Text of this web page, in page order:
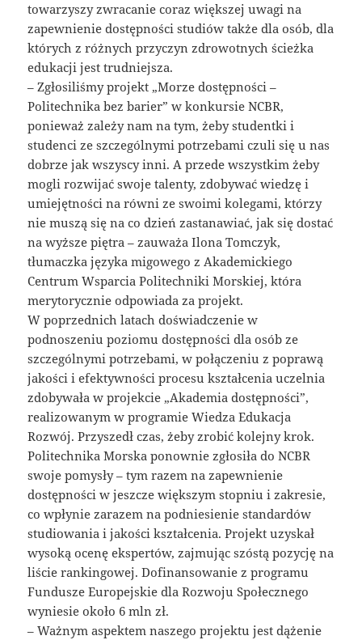
towarzyszy zwracanie coraz większej uwagi na
zapewnienie dostępności studiów także dla osób, dla
których z różnych przyczyn zdrowotnych ścieżka
edukacji jest trudniejsza.
– Zgłosiliśmy projekt „Morze dostępności –
Politechnika bez barier” w konkursie NCBR,
ponieważ zależy nam na tym, żeby studentki i
studenci ze szczególnymi potrzebami czuli się u nas
dobrze jak wszyscy inni. A przede wszystkim żeby
mogli rozwijać swoje talenty, zdobywać wiedzę i
umiejętności na równi ze swoimi kolegami, którzy
nie muszą się na co dzień zastanawiać, jak się dostać
na wyższe piętra – zauważa Ilona Tomczyk,
tłumaczka języka migowego z Akademickiego
Centrum Wsparcia Politechniki Morskiej, która
merytorycznie odpowiada za projekt.
W poprzednich latach doświadczenie w
podnoszeniu poziomu dostępności dla osób ze
szczególnymi potrzebami, w połączeniu z poprawą
jakości i efektywności procesu kształcenia uczelnia
zdobywała w projekcie „Akademia dostępności”,
realizowanym w programie Wiedza Edukacja
Rozwój. Przyszedł czas, żeby zrobić kolejny krok.
Politechnika Morska ponownie zgłosiła do NCBR
swoje pomysły – tym razem na zapewnienie
dostępności w jeszcze większym stopniu i zakresie,
co wpłynie zarazem na podniesienie standardów
studiowania i jakości kształcenia. Projekt uzyskał
wysoką ocenę ekspertów, zajmując szóstą pozycję na
liście rankingowej. Dofinansowanie z programu
Fundusze Europejskie dla Rozwoju Społecznego
wyniesie około 6 mln zł.
– Ważnym aspektem naszego projektu jest dążenie